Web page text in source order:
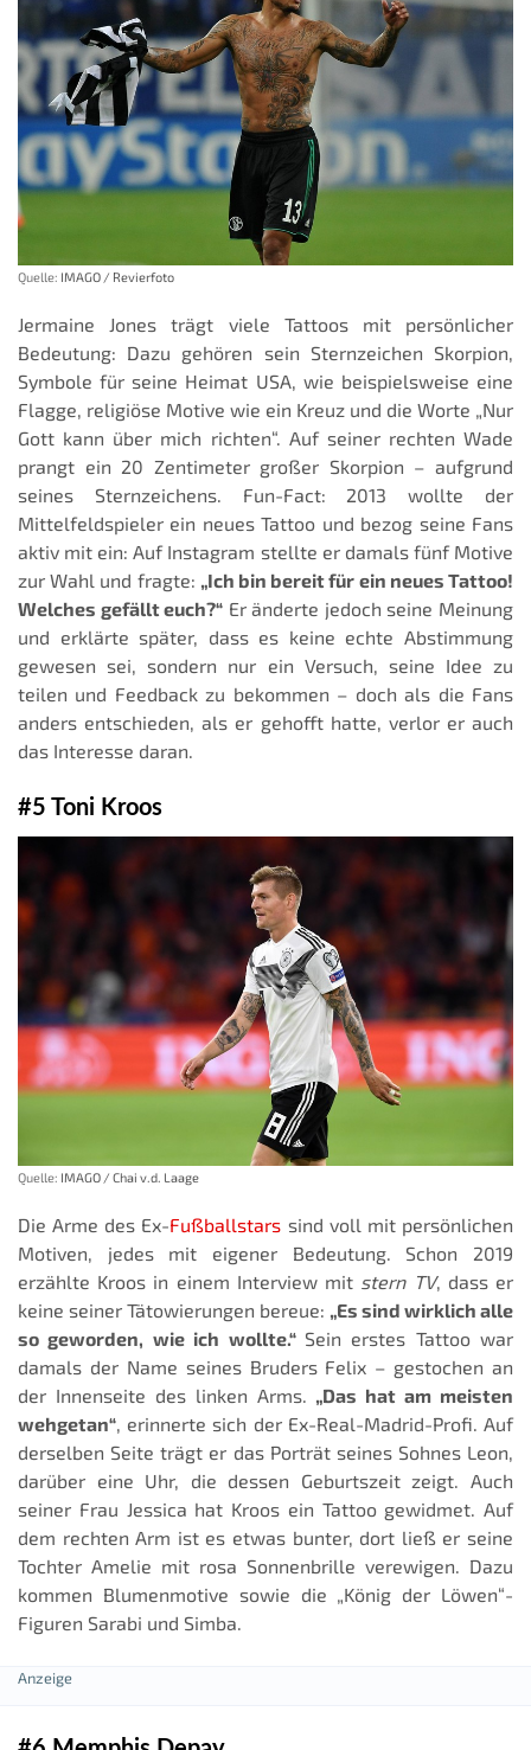
Quelle: IMAGO / Revierfoto
Jermaine Jones trägt viele Tattoos mit persönlicher
Bedeutung: Dazu gehören sein Sternzeichen Skorpion,
Symbole für seine Heimat USA, wie beispielsweise eine
Flagge, religiöse Motive wie ein Kreuz und die Worte „Nur
Gott kann über mich richten“. Auf seiner rechten Wade
prangt ein 20 Zentimeter großer Skorpion – aufgrund
seines Sternzeichens. Fun-Fact: 2013 wollte der
Mittelfeldspieler ein neues Tattoo und bezog seine Fans
aktiv mit ein: Auf Instagram stellte er damals fünf Motive
zur Wahl und fragte: „Ich bin bereit für ein neues Tattoo!
Welches gefällt euch?“ Er änderte jedoch seine Meinung
und erklärte später, dass es keine echte Abstimmung
gewesen sei, sondern nur ein Versuch, seine Idee zu
teilen und Feedback zu bekommen – doch als die Fans
anders entschieden, als er gehofft hatte, verlor er auch
das Interesse daran.
#5 Toni Kroos
Quelle: IMAGO / Chai v.d. Laage
Die Arme des Ex-Fußballstars sind voll mit persönlichen
Motiven, jedes mit eigener Bedeutung. Schon 2019
erzählte Kroos in einem Interview mit stern TV, dass er
keine seiner Tätowierungen bereue: „Es sind wirklich alle
so geworden, wie ich wollte.“ Sein erstes Tattoo war
damals der Name seines Bruders Felix – gestochen an
der Innenseite des linken Arms. „Das hat am meisten
wehgetan“, erinnerte sich der Ex-Real-Madrid-Profi. Auf
derselben Seite trägt er das Porträt seines Sohnes Leon,
darüber eine Uhr, die dessen Geburtszeit zeigt. Auch
seiner Frau Jessica hat Kroos ein Tattoo gewidmet. Auf
dem rechten Arm ist es etwas bunter, dort ließ er seine
Tochter Amelie mit rosa Sonnenbrille verewigen. Dazu
kommen Blumenmotive sowie die „König der Löwen“-
Figuren Sarabi und Simba.